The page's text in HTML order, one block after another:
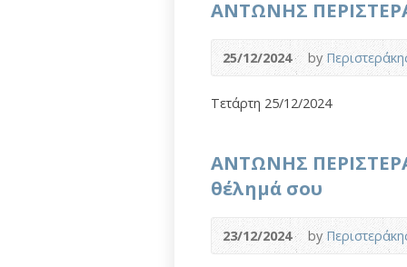
ΑΝΤΩΝΗΣ
25/12/2024 by
Τετάρτη 25/12/2024
ΑΝΤΩΝΗΣ
θέλημά σου
23/12/2024 by